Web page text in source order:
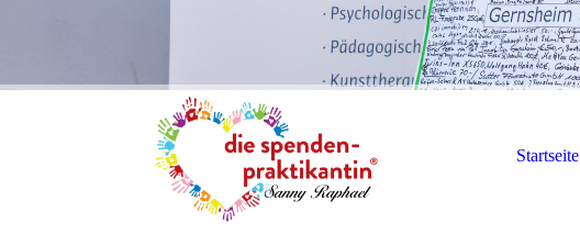
Startseite